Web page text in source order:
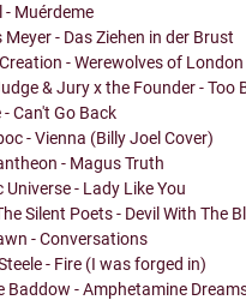
- Muérdeme
- Das Ziehen in der Brust
- Werewolves of
& Jury x the Founder - Too
Can't Go Back
- Vienna (Billy Joel Cover)
- Magus Truth
Universe - Lady Like You
Silent Poets - Devil With The
- Conversations
- Fire (I was forged in)
Baddow - Amphetamine